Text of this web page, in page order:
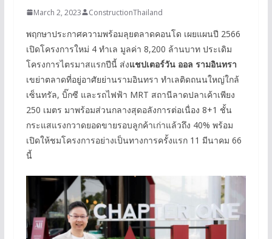
March 2, 2023 ConstructionThailand
พฤกษาประกาศความพร้อมลุยตลาดคอนโด เผยแผนปี 2566
เปิดโครงการใหม่ 4 ทำเล มูลค่า 8,200 ล้านบาท ประเดิม
โครงการไตรมาสแรกปีนี้ ส่งแชปเตอร์วัน ออล รามอินทรา
เขย่าตลาดที่อยู่อาศัยย่านรามอินทรา ทำเลติดถนนใหญ่ใกล้
เซ็นทรัล, บิ๊กซี และรถไฟฟ้า MRT สถานีลาดปลาเค้าเพียง
250 เมตร มาพร้อมส่วนกลางสุดอลังการต่อเนื่อง 8+1 ชั้น
กระแสแรงกวาดยอดขายรอบลูกค้าเก่าแล้วถึง 40% พร้อม
เปิดให้ชมโครงการอย่างเป็นทางการครั้งแรก 11 มีนาคม 66
นี้